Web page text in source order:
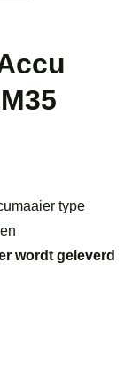
type
wordt geleverd